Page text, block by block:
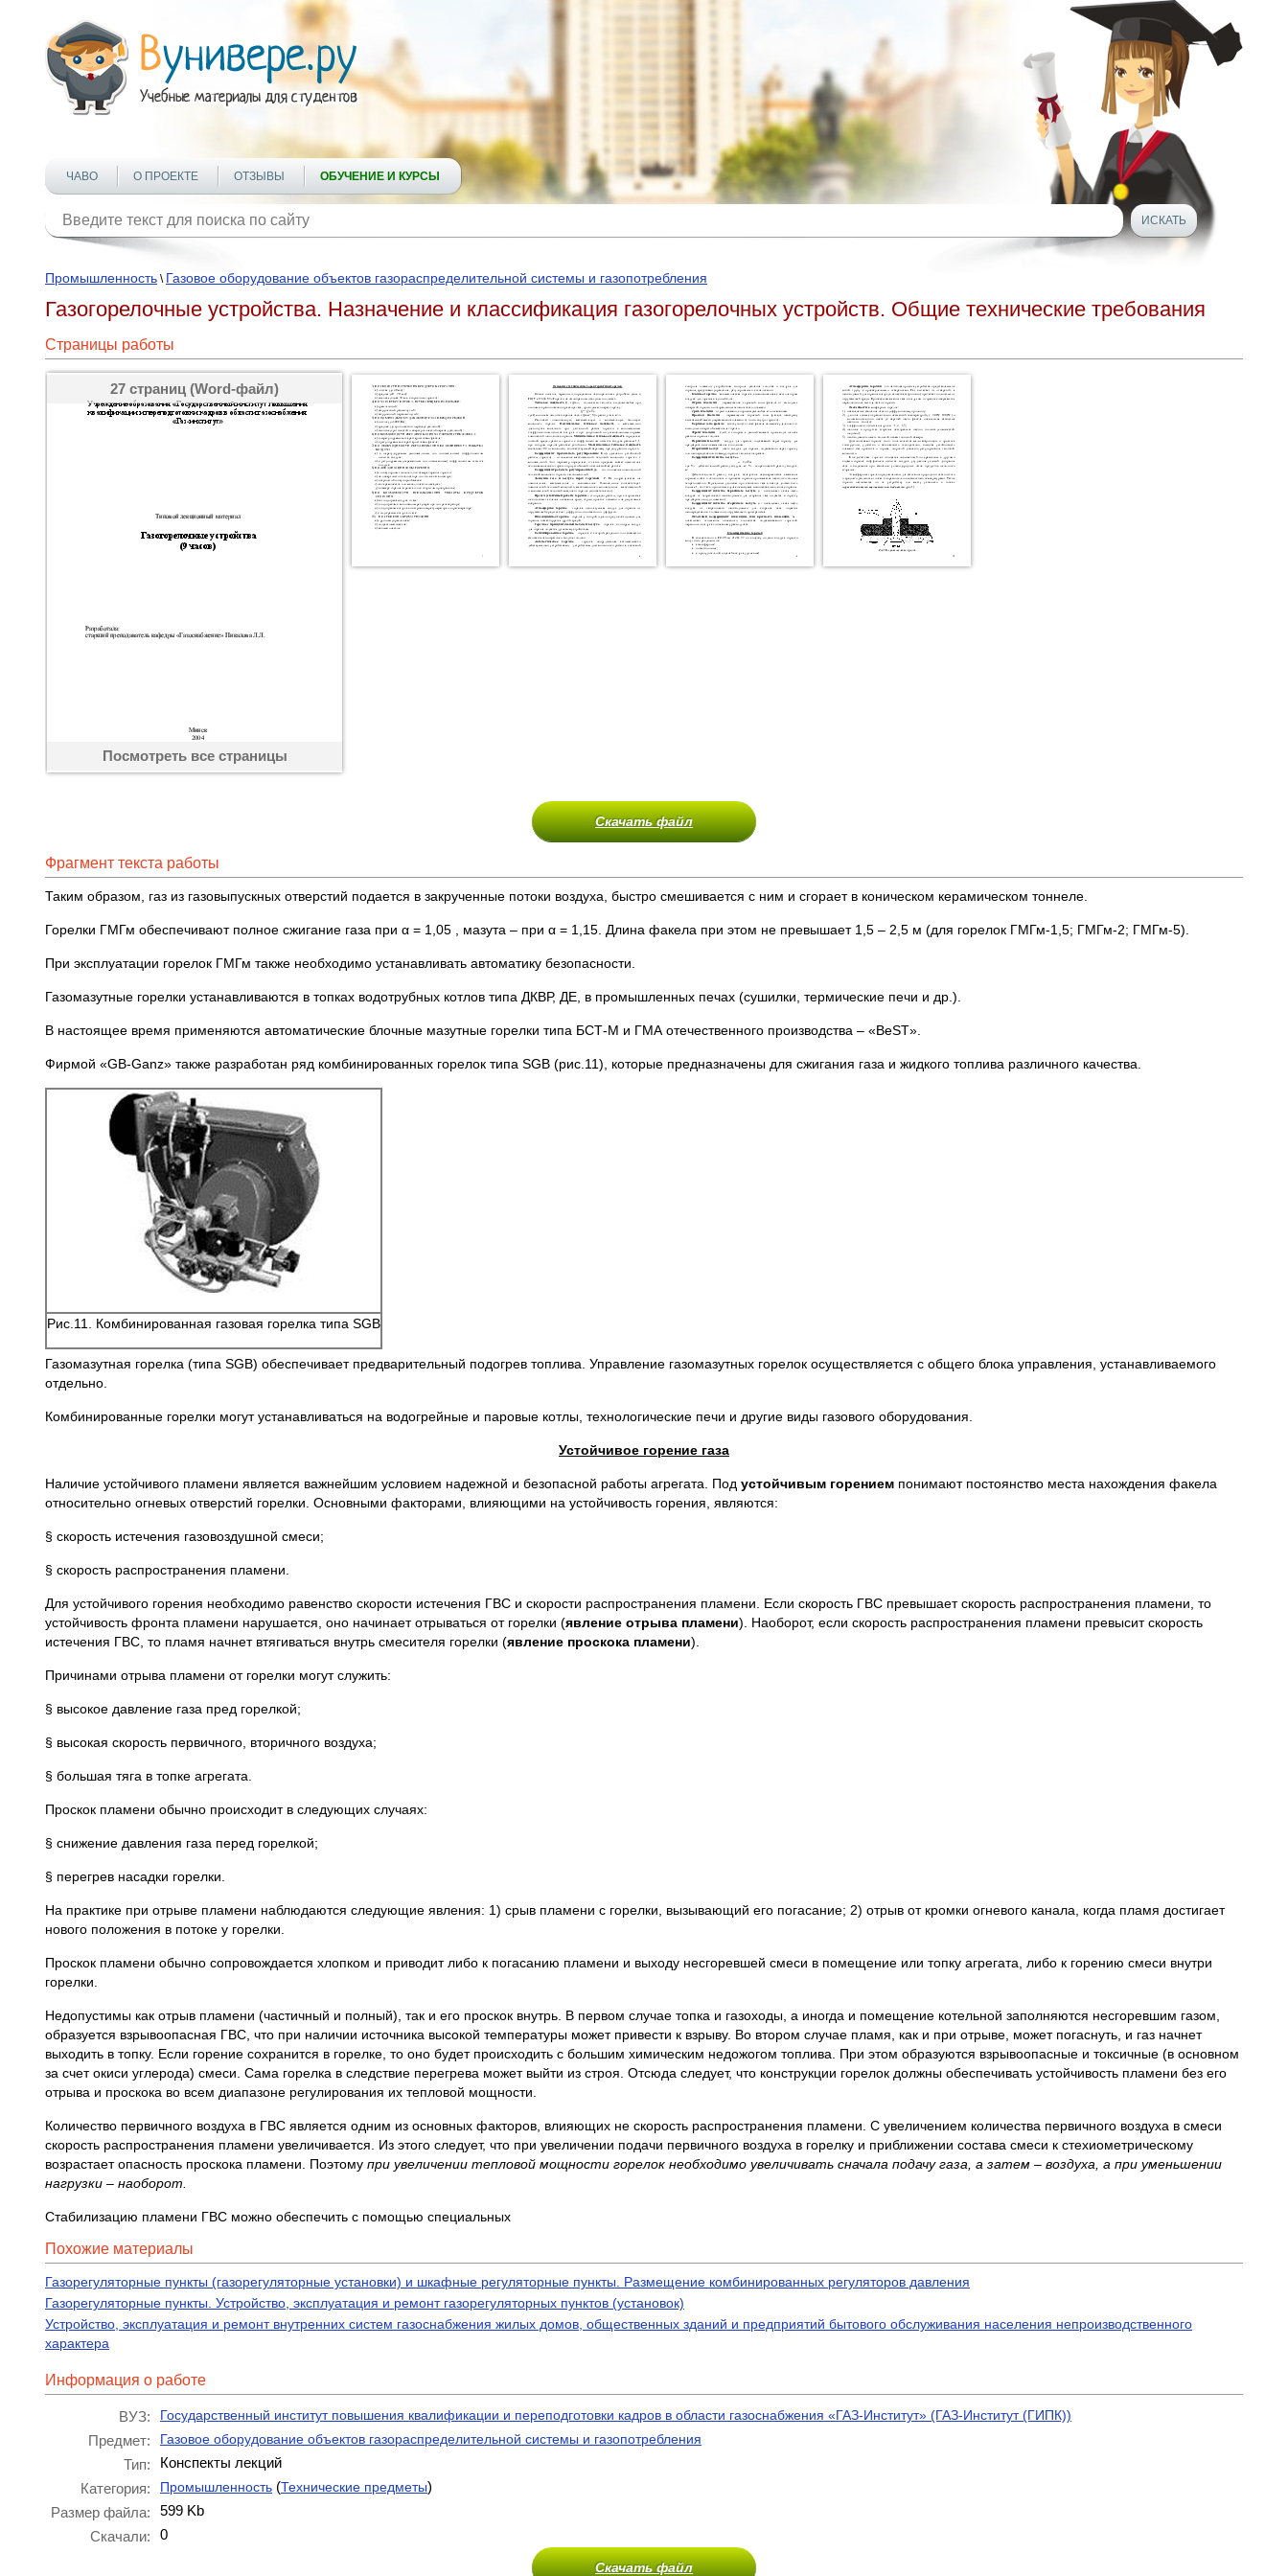
ЧАВО О ПРОЕКТЕ ОТЗЫВЫ ОБУЧЕНИЕ И КУРСЫ
Промышленность \ Газовое оборудование объектов газораспределительной системы и газопотребления
Газогорелочные устройства. Назначение и классификация газогорелочных устройств. Общие технические требования
Страницы работы
27 страниц (Word-файл)
Посмотреть все страницы
Скачать файл
Фрагмент текста работы
Таким образом, газ из газовыпускных отверстий подается в закрученные потоки воздуха, быстро смешивается с ним и сгорает в коническом керамическом тоннеле.
Горелки ГМГм обеспечивают полное сжигание газа при α = 1,05 , мазута – при α = 1,15. Длина факела при этом не превышает 1,5 – 2,5 м (для горелок ГМГм-1,5; ГМГм-2; ГМГм-5).
При эксплуатации горелок ГМГм также необходимо устанавливать автоматику безопасности.
Газомазутные горелки устанавливаются в топках водотрубных котлов типа ДКВР, ДЕ, в промышленных печах (сушилки, термические печи и др.).
В настоящее время применяются автоматические блочные мазутные горелки типа БСТ-М и ГМА отечественного производства – «BeST».
Фирмой «GB-Ganz» также разработан ряд комбинированных горелок типа SGB (рис.11), которые предназначены для сжигания газа и жидкого топлива различного качества.
Рис.11. Комбинированная газовая горелка типа SGB
Газомазутная горелка (типа SGB) обеспечивает предварительный подогрев топлива. Управление газомазутных горелок осуществляется с общего блока управления, устанавливаемого
отдельно.
Комбинированные горелки могут устанавливаться на водогрейные и паровые котлы, технологические печи и другие виды газового оборудования.
Устойчивое горение газа
Наличие устойчивого пламени является важнейшим условием надежной и безопасной работы агрегата. Под устойчивым горением понимают постоянство места нахождения факела
относительно огневых отверстий горелки. Основными факторами, влияющими на устойчивость горения, являются:
§ скорость истечения газовоздушной смеси;
§ скорость распространения пламени.
Для устойчивого горения необходимо равенство скорости истечения ГВС и скорости распространения пламени. Если скорость ГВС превышает скорость распространения пламени, то
устойчивость фронта пламени нарушается, оно начинает отрываться от горелки (явление отрыва пламени). Наоборот, если скорость распространения пламени превысит скорость
истечения ГВС, то пламя начнет втягиваться внутрь смесителя горелки (явление проскока пламени).
Причинами отрыва пламени от горелки могут служить:
§ высокое давление газа пред горелкой;
§ высокая скорость первичного, вторичного воздуха;
§ большая тяга в топке агрегата.
Проскок пламени обычно происходит в следующих случаях:
§ снижение давления газа перед горелкой;
§ перегрев насадки горелки.
На практике при отрыве пламени наблюдаются следующие явления: 1) срыв пламени с горелки, вызывающий его погасание; 2) отрыв от кромки огневого канала, когда пламя достигает
нового положения в потоке у горелки.
Проскок пламени обычно сопровождается хлопком и приводит либо к погасанию пламени и выходу несгоревшей смеси в помещение или топку агрегата, либо к горению смеси внутри
горелки.
Недопустимы как отрыв пламени (частичный и полный), так и его проскок внутрь. В первом случае топка и газоходы, а иногда и помещение котельной заполняются несгоревшим газом,
образуется взрывоопасная ГВС, что при наличии источника высокой температуры может привести к взрыву. Во втором случае пламя, как и при отрыве, может погаснуть, и газ начнет
выходить в топку. Если горение сохранится в горелке, то оно будет происходить с большим химическим недожогом топлива. При этом образуются взрывоопасные и токсичные (в основном
за счет окиси углерода) смеси. Сама горелка в следствие перегрева может выйти из строя. Отсюда следует, что конструкции горелок должны обеспечивать устойчивость пламени без его
отрыва и проскока во всем диапазоне регулирования их тепловой мощности.
Количество первичного воздуха в ГВС является одним из основных факторов, влияющих не скорость распространения пламени. С увеличением количества первичного воздуха в смеси
скорость распространения пламени увеличивается. Из этого следует, что при увеличении подачи первичного воздуха в горелку и приближении состава смеси к стехиометрическому
возрастает опасность проскока пламени. Поэтому при увеличении тепловой мощности горелок необходимо увеличивать сначала подачу газа, а затем – воздуха, а при уменьшении
нагрузки – наоборот.
Стабилизацию пламени ГВС можно обеспечить с помощью специальных
Похожие материалы
Газорегуляторные пункты (газорегуляторные установки) и шкафные регуляторные пункты. Размещение комбинированных регуляторов давления
Газорегуляторные пункты. Устройство, эксплуатация и ремонт газорегуляторных пунктов (установок)
Устройство, эксплуатация и ремонт внутренних систем газоснабжения жилых домов, общественных зданий и предприятий бытового обслуживания населения непроизводственного
характера
Информация о работе
ВУЗ: Государственный институт повышения квалификации и переподготовки кадров в области газоснабжения «ГАЗ-Институт» (ГАЗ-Институт (ГИПК))
Предмет: Газовое оборудование объектов газораспределительной системы и газопотребления
Тип:
Конспекты лекций
Категория:
Промышленность (Технические предметы)
Размер файла:
599 Kb
Скачали:
0
Скачать файл